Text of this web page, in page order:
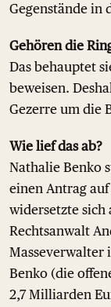
Gegenstände in
Gehören die
Das behauptet
beweisen.
Gezerre um die
Wie lief das ab?
Nathalie Benko
einen Antrag
widersetzte
Rechtsanwalt
Masseverwalter
Benko (die
2,7 Milliarden